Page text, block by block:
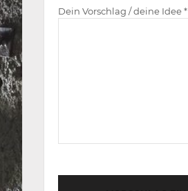
Dein Vorschlag / deine Idee *